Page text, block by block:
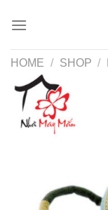
HOME / SHOP /